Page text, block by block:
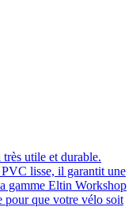
utile et durable.
lisse, il garantit une
gamme Eltin Workshop
pour que votre vélo soit